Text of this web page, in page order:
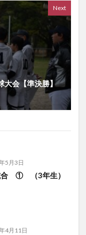
Next
大会【準決勝】
5月3日
合 ① （3年生）
4月11日